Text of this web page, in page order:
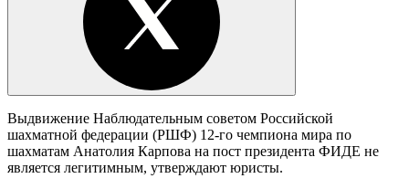
Выдвижение Наблюдательным советом Российской
шахматной федерации (РШФ) 12-го чемпиона мира по
шахматам Анатолия Карпова на пост президента ФИДЕ не
является легитимным, утверждают юристы.